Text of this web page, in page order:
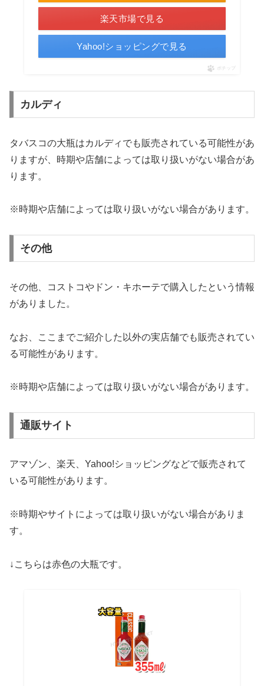
楽天市場で見る
Yahoo!ショッピングで見る
ポチップ
カルディ
タバスコの大瓶はカルディでも販売されている可能性があ
りますが、時期や店舗によっては取り扱いがない場合があ
ります。
※時期や店舗によっては取り扱いがない場合があります。
その他
その他、コストコやドン・キホーテで購入したという情報
がありました。
なお、ここまでご紹介した以外の実店舗でも販売されてい
る可能性があります。
※時期や店舗によっては取り扱いがない場合があります。
通販サイト
アマゾン、楽天、Yahoo!ショッピングなどで販売されて
いる可能性があります。
※時期やサイトによっては取り扱いがない場合がありま
す。
↓こちらは赤色の大瓶です。